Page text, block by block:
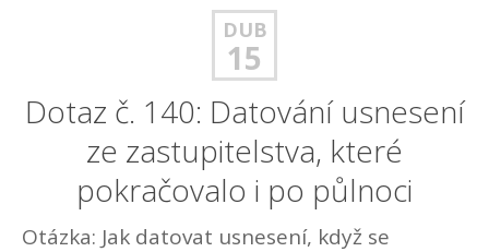
DUB
15
Dotaz č. 140: Datování usnesení
ze zastupitelstva, které
pokračovalo i po půlnoci
Otázka: Jak datovat usnesení, když se